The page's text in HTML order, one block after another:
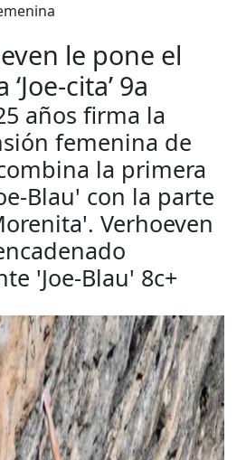
le pone el
cita’ 9a
años firma la
femenina de
la primera
Blau' con la parte
Verhoeven
'Joe-Blau' 8c+